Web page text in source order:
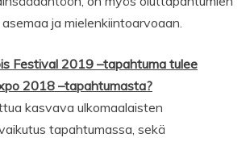
ja mielenkiintoarvoaan.
Festival 2019 –tapahtuma tulee
2018 –tapahtumasta?
kasvava ulkomaalaisten
tapahtumassa, sekä